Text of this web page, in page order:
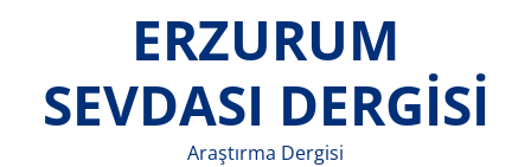
ERZURUM
SEVDASI DERGİSİ
Araştırma Dergisi